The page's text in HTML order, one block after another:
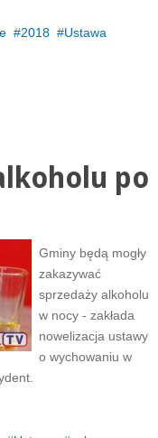
2018
Ustawa
po
Gminy będą mogły
zakazywać
sprzedaży alkoholu
w nocy - zakłada
nowelizacja ustawy
o wychowaniu w